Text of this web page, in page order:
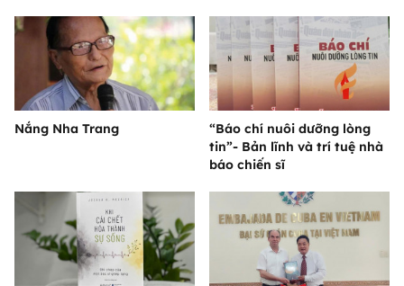
Nắng Nha Trang
“Báo chí nuôi dưỡng lòng
tin”- Bản lĩnh và trí tuệ nhà
báo chiến sĩ